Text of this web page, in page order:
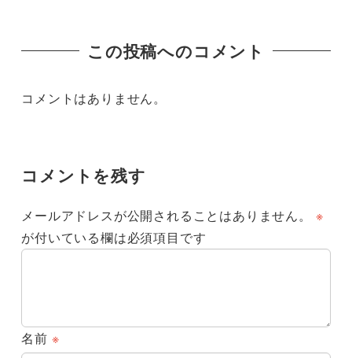
この投稿へのコメント
コメントはありません。
コメントを残す
メールアドレスが公開されることはありません。
※
が付いている欄は必須項目です
名前 ※